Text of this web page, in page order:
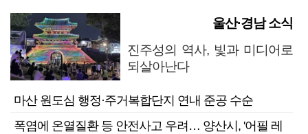
울산·경남 소식
진주성의 역사, 빛과 미디어로
되살아난다
마산 원도심 행정·주거복합단지 연내 준공 수순
폭염에 온열질환 등 안전사고 우려… 양산시, '어필 레